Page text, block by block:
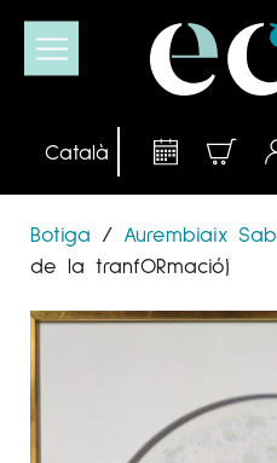
Botiga / Aurembiaix
de la tranfORmació)